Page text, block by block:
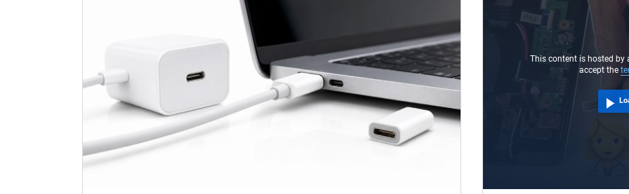
USB-C / 180° droit
Longueur du câble de connexion (m) (env.)
Mesures
Longueur / Largeur / Hauteur
Plus de données
Protection surcharge, courts-circuit, surchauffe
This content is hosted by
accept the